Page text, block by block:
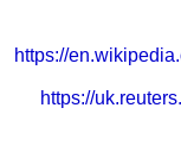
https://
https://